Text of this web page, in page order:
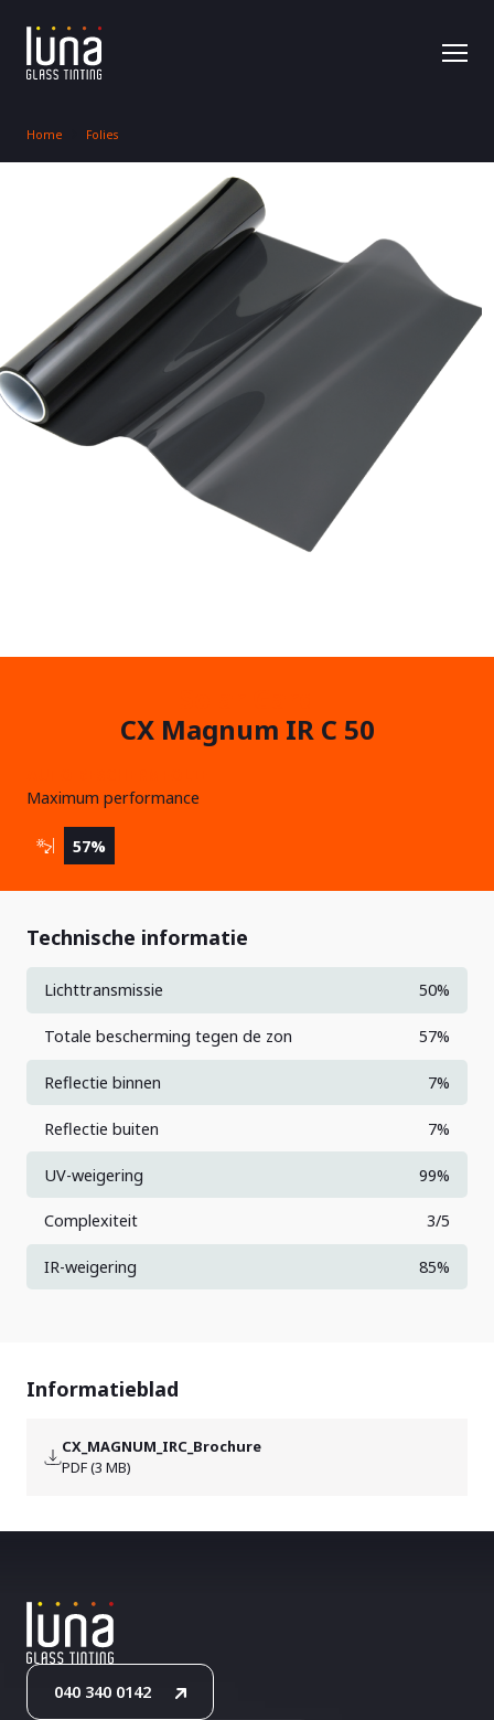
Home Folies
CX Magnum IR C 50
Maximum performance
57%
Technische informatie
Lichttransmissie 50%
Totale bescherming tegen de zon 57%
Reflectie binnen 7%
Reflectie buiten 7%
UV-weigering 99%
Complexiteit 3/5
IR-weigering 85%
Informatieblad
CX_MAGNUM_IRC_Brochure
PDF (3 MB)
040 340 0142